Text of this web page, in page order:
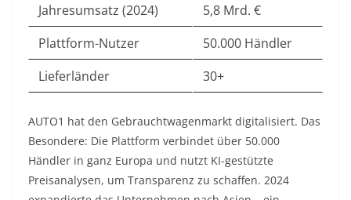
Jahresumsatz (2024)
5,8 Mrd. €
Plattform-Nutzer
50.000 Händler
Lieferländer
30+
AUTO1 hat den Gebrauchtwagenmarkt digitalisiert. Das
Besondere: Die Plattform verbindet über 50.000
Händler in ganz Europa und nutzt KI-gestützte
Preisanalysen, um Transparenz zu schaffen. 2024